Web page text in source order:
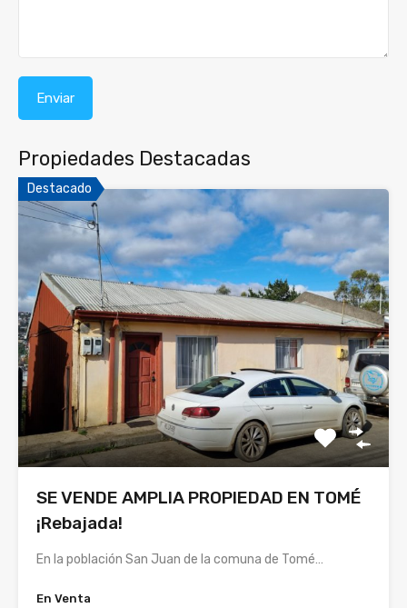
Propiedades Destacadas
Destacado
SE VENDE AMPLIA PROPIEDAD EN TOMÉ
¡Rebajada!
En la población San Juan de la comuna de Tomé…
En Venta